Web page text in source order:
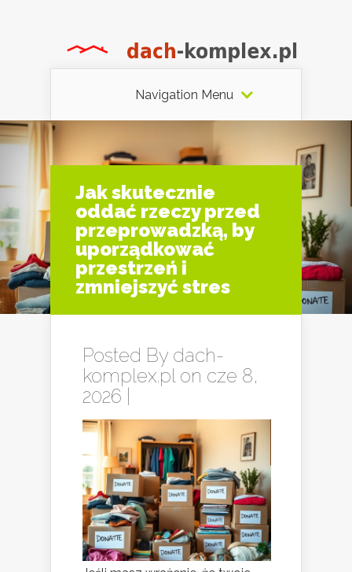
Navigation Menu
Jak skutecznie
oddać rzeczy przed
przeprowadzką, by
uporządkować
przestrzeń i
zmniejszyć stres
Posted By dach-
komplex.plon cze 8,
2026 |